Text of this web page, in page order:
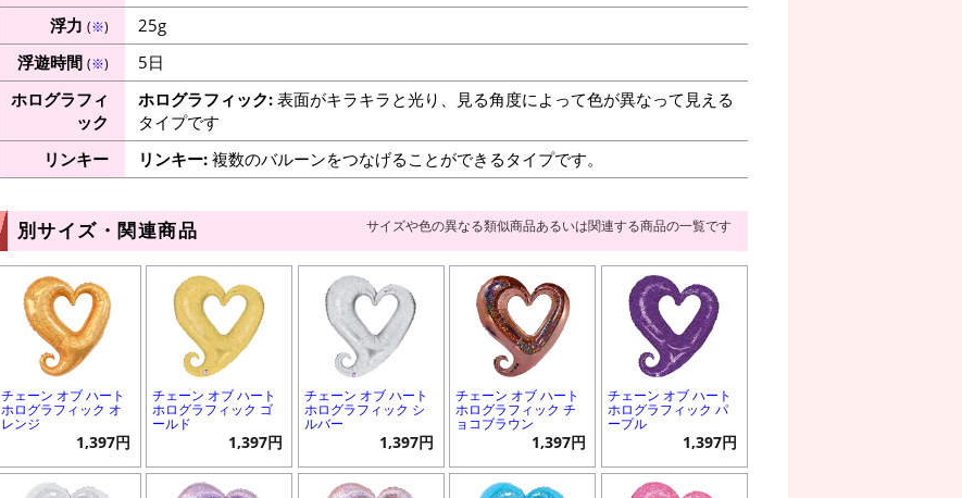
浮力 (※)
25g
浮遊時間 (※)
5日
ホログラフィ
ック
ホログラフィック:表面がキラキラと光り、見る角度によって色が異なって見える
タイプです
リンキー
リンキー:複数のバルーンをつなげることができるタイプです。
別サイズ・関連商品 サイズや色の異なる類似商品あるいは関連する商品の一覧です
チェーン オブ ハート
ホログラフィック オ
レンジ
1,397円
チェーン オブ ハート
ホログラフィック ゴ
ールド
1,397円
チェーン オブ ハート
ホログラフィック シ
ルバー
1,397円
チェーン オブ ハート
ホログラフィック チ
ョコブラウン
1,397円
チェーン オブ ハート
ホログラフィック パ
ープル
1,397円